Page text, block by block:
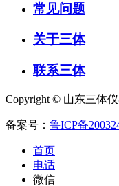
常见问题
关于三体
联系三体
Copyright © 山东三体
备案号： 鲁ICP备
首页
电话
微信